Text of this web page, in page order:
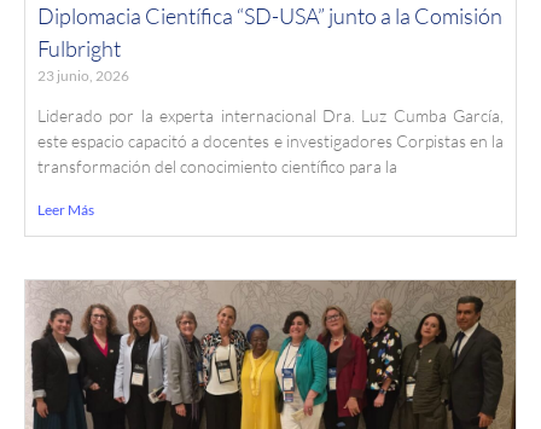
Diplomacia Científica “SD-USA” junto a la Comisión
Fulbright
23 junio, 2026
Liderado por la experta internacional Dra. Luz Cumba García,
este espacio capacitó a docentes e investigadores Corpistas en la
transformación del conocimiento científico para la
Leer Más